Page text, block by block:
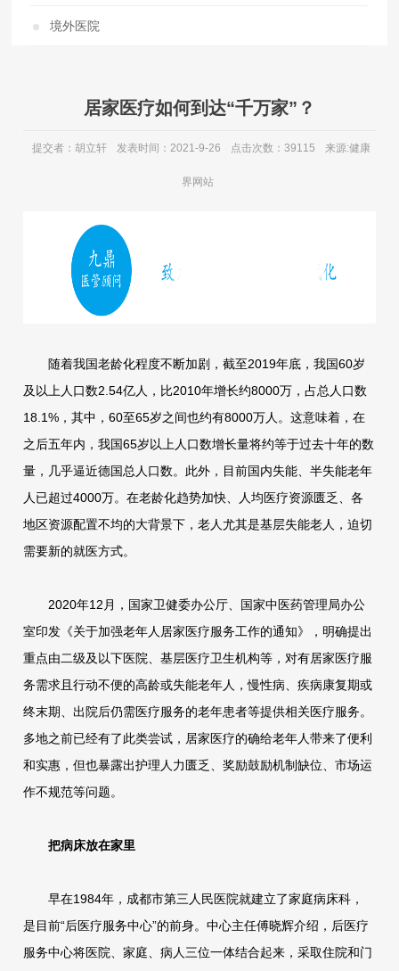
境外医院
居家医疗如何到达“千万家”？
提交者：胡立轩 发表时间：2021-9-26 点击次数：39115 来源:健康
界网站
随着我国老龄化程度不断加剧，截至2019年底，我国60岁
及以上人口数2.54亿人，比2010年增长约8000万，占总人口数
18.1%，其中，60至65岁之间也约有8000万人。这意味着，在
之后五年内，我国65岁以上人口数增长量将约等于过去十年的数
量，几乎逼近德国总人口数。此外，目前国内失能、半失能老年
人已超过4000万。在老龄化趋势加快、人均医疗资源匮乏、各
地区资源配置不均的大背景下，老人尤其是基层失能老人，迫切
需要新的就医方式。
2020年12月，国家卫健委办公厅、国家中医药管理局办公
室印发《关于加强老年人居家医疗服务工作的通知》，明确提出
重点由二级及以下医院、基层医疗卫生机构等，对有居家医疗服
务需求且行动不便的高龄或失能老年人，慢性病、疾病康复期或
终末期、出院后仍需医疗服务的老年患者等提供相关医疗服务。
多地之前已经有了此类尝试，居家医疗的确给老年人带来了便利
和实惠，但也暴露出护理人力匮乏、奖励鼓励机制缺位、市场运
作不规范等问题。
把病床放在家里
早在1984年，成都市第三人民医院就建立了家庭病床科，
是目前“后医疗服务中心”的前身。中心主任傅晓辉介绍，后医疗
服务中心将医院、家庭、病人三位一体结合起来，采取住院和门